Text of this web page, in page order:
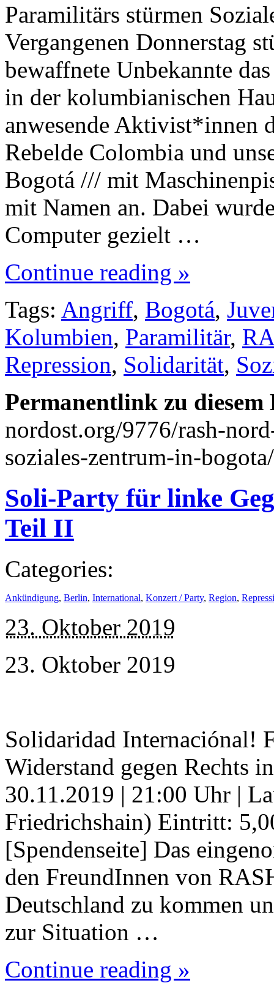
Paramilitärs stürmen
Vergangenen Donnerstag
bewaffnete Unbekannte
in der kolumbianischen
anwesende Aktivist*innen
Rebelde Colombia und
Bogotá /// mit
mit Namen an. Dabei
Computer gezielt …
Continue reading »
Tags: Angriff, Bogotá,
Kolumbien, Paramilitär,
Repression, Solidarität,
Permanentlink zu
nordost.org/9776/rash-
soziales-zentrum-in-bogota/
Soli-Party für linke
Teil II
Categories:
Ankündigung, Berlin, International, Konzert / Party, Region,
23. Oktober 2019
23. Oktober 2019
Solidaridad Internaciónal!
Widerstand gegen Rechts
30.11.2019 | 21:00 Uhr |
Friedrichshain) Eintritt:
[Spendenseite] Das
den FreundInnen von
Deutschland zu kommen
zur Situation …
Continue reading »